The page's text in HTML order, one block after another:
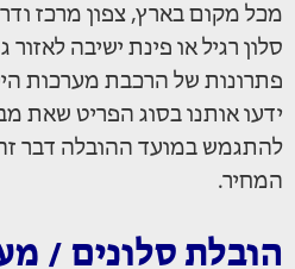
מכל מקום בארץ, צפון מרכז
סלון רגיל או פינת ישיבה
פתרונות של הרכבת מערכות
ידעו אותנו בסוג הפריט שאת
להתגמש במועד ההובלה דבר
המחיר.
הובלת סלונים /